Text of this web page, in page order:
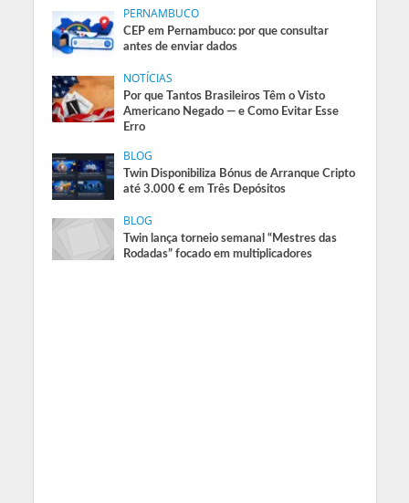
PERNAMBUCO
CEP em Pernambuco: por que consultar
antes de enviar dados
NOTÍCIAS
Por que Tantos Brasileiros Têm o Visto
Americano Negado — e Como Evitar Esse
Erro
BLOG
Twin Disponibiliza Bónus de Arranque Cripto
até 3.000 € em Três Depósitos
BLOG
Twin lança torneio semanal “Mestres das
Rodadas” focado em multiplicadores